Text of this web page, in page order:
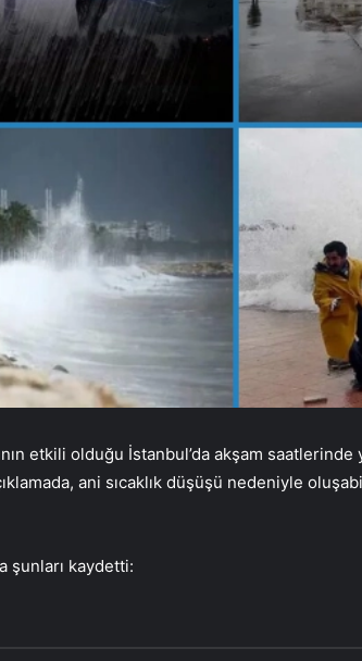
etkili olduğu İstanbul’da akşam
ani sıcaklık düşüşü nedeniyle
şunları kaydetti: